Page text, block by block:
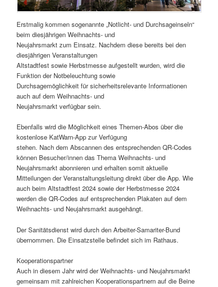
Erstmalig kommen sogenannte „Notlicht- und Durchsageinseln“
beim diesjährigen Weihnachts- und
Neujahrsmarkt zum Einsatz. Nachdem diese bereits bei den
diesjährigen Veranstaltungen
Altstadtfest sowie Herbstmesse aufgestellt wurden, wird die
Funktion der Notbeleuchtung sowie
Durchsagemöglichkeit für sicherheitsrelevante Informationen
auch auf dem Weihnachts- und
Neujahrsmarkt verfügbar sein.
Ebenfalls wird die Möglichkeit eines Themen-Abos über die
kostenlose KatWarn-App zur Verfügung
stehen. Nach dem Abscannen des entsprechenden QR-Codes
können Besucher/innen das Thema Weihnachts- und
Neujahrsmarkt abonnieren und erhalten somit aktuelle
Mitteilungen der Veranstaltungsleitung direkt über die App. Wie
auch beim Altstadtfest 2024 sowie der Herbstmesse 2024
werden die QR-Codes auf entsprechenden Plakaten auf dem
Weihnachts- und Neujahrsmarkt ausgehängt.
Der Sanitätsdienst wird durch den Arbeiter-Samariter-Bund
übernommen. Die Einsatzstelle befindet sich im Rathaus.
Kooperationspartner
Auch in diesem Jahr wird der Weihnachts- und Neujahrsmarkt
gemeinsam mit zahlreichen Kooperationspartnern auf die Beine